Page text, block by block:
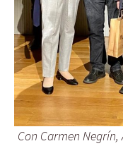
Con Carmen Negrín,